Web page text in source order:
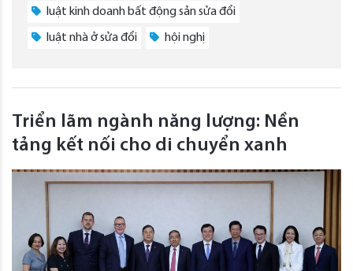
luật kinh doanh bất động sản sửa đổi
luật nhà ở sửa đổi hội nghị
Triển lãm ngành năng lượng: Nền
tảng kết nối cho di chuyển xanh